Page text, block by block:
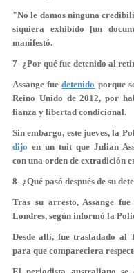
"No le damos ninguna
siquiera exhibido [un
manifestó.
7- ¿Por qué fue detenido al
Assange fuedetenido porque
Reino Unido de 2012, por
fianza y libertad condicional.
Sin embargo, este jueves, la
dijo en un tuit que Julian
con una orden de extradición
8- ¿Qué pasó después de su
Tras su arresto, Assange
Londres, según informó la
Desde allí, fue trasladado al
para que compareciera